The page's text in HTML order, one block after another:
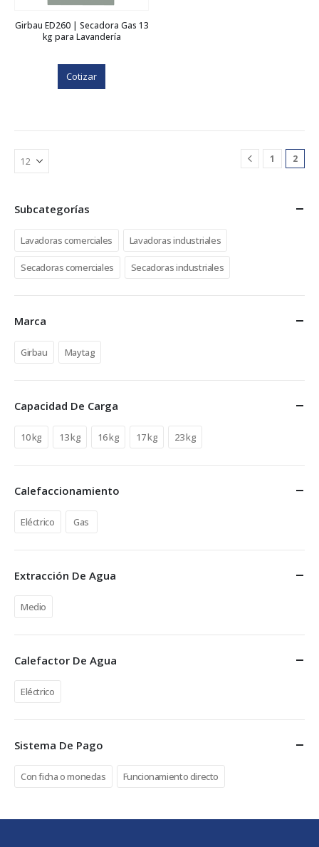
Girbau ED260 | Secadora Gas 13
kg para Lavandería
Cotizar
1 2
Subcategorías
Lavadoras comerciales Lavadoras industriales
Secadoras comerciales Secadoras industriales
Marca
Girbau Maytag
Capacidad De Carga
10 kg 13 kg 16 kg 17 kg 23 kg
Calefaccionamiento
Eléctrico Gas
Extracción De Agua
Medio
Calefactor De Agua
Eléctrico
Sistema De Pago
Con ficha o monedas Funcionamiento directo